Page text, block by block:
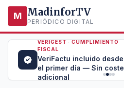
M MadinforTV
PERIÓDICO DIGITAL
VERIGEST · CUMPLIMIENTO
FISCAL
VeriFactu incluido desde
el primer día — Sin coste
adicional